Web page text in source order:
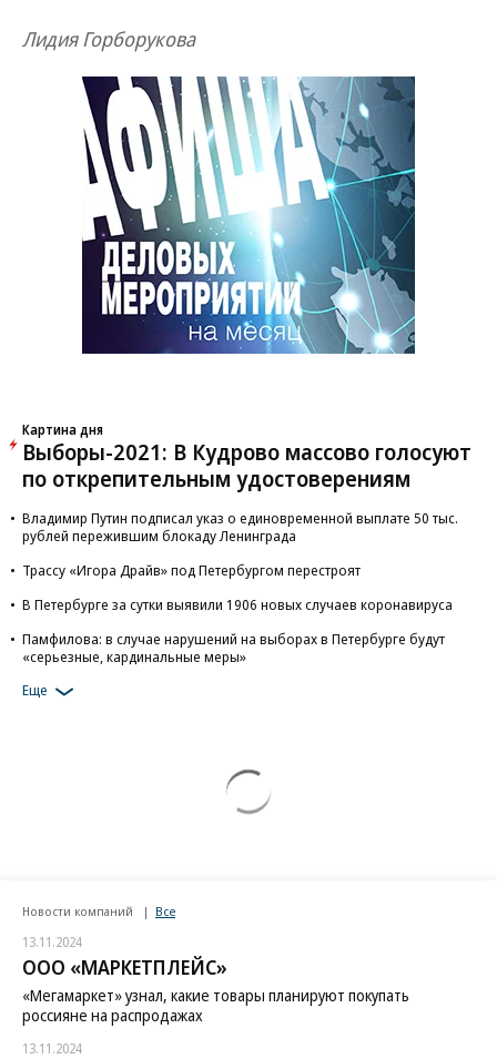
Лидия Горборукова
Картина дня
Выборы-2021: В Кудрово массово голосуют
по открепительным удостоверениям
Владимир Путин подписал указ о единовременной выплате 50 тыс.
рублей пережившим блокаду Ленинграда
Трассу «Игора Драйв» под Петербургом перестроят
В Петербурге за сутки выявили 1906 новых случаев коронавируса
Памфилова: в случае нарушений на выборах в Петербурге будут
«серьезные, кардинальные меры»
Еще
Новости компаний Все
13.11.2024
ООО «МАРКЕТПЛЕЙС»
«Мегамаркет» узнал, какие товары планируют покупать
россияне на распродажах
13.11.2024